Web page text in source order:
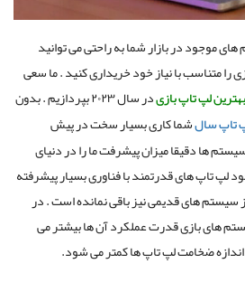
موجود در بازار شما به راحتی می توانید
متناسب با نیاز خود خریداری کنید . ما سعی
بهترین لپ تاپ بازی
در سال ۲۰۲۳ بپردازیم . بدون
تاپ سالشما کاری بسیار سخت در پیش
ها دقیقا میزان پیشرفت ما را در دنیای
تاپ های قدرتمند با فناوری بسیار پیشرفته
های قدیمی نیز باقی نمانده است . در
های بازی قدرت عملکرد آن ها بیشتر می
ضخامت لپ تاپ ها کمتر می شود.